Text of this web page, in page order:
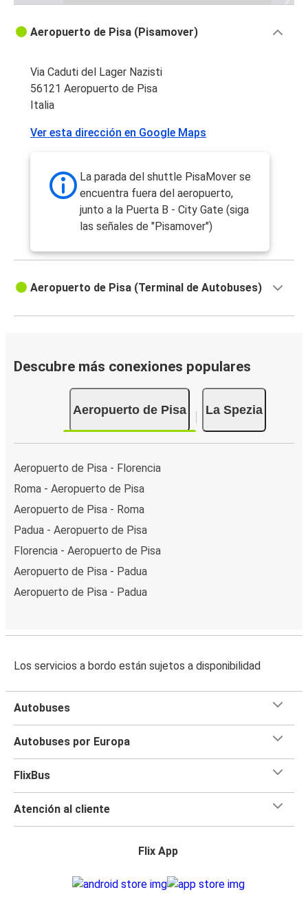
Aeropuerto de Pisa (Pisamover)
Via Caduti del Lager Nazisti
56121 Aeropuerto de Pisa
Italia
Ver esta dirección en Google Maps
La parada del shuttle PisaMover se
encuentra fuera del aeropuerto,
junto a la Puerta B - City Gate (siga
las señales de "Pisamover")
Aeropuerto de Pisa (Terminal de Autobuses)
Descubre más conexiones populares
Aeropuerto de Pisa La Spezia
Aeropuerto de Pisa - Florencia
Roma - Aeropuerto de Pisa
Aeropuerto de Pisa - Roma
Padua - Aeropuerto de Pisa
Florencia - Aeropuerto de Pisa
Aeropuerto de Pisa - Padua
Aeropuerto de Pisa - Padua
Los servicios a bordo están sujetos a disponibilidad
Autobuses
Autobuses por Europa
FlixBus
Atención al cliente
Flix App